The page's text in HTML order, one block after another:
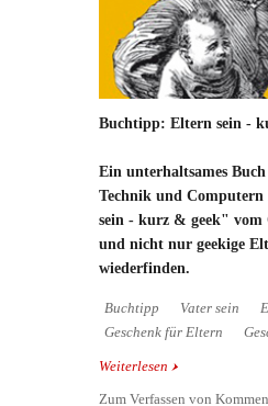
Buchtipp: Eltern sein -
Ein unterhaltsames
Technik und
sein - kurz & geek" vom
und nicht nur geekige
wiederfinden.
Buchtipp Vater sein
Geschenk für Eltern
Weiterlesen über Buchtipp:
Zum Verfassen von